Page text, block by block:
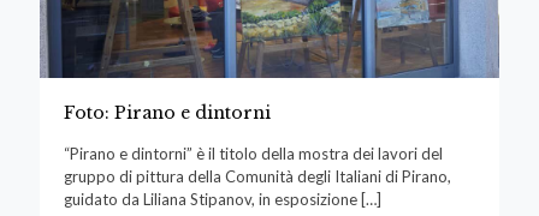
Foto: Pirano e dintorni
“Pirano e dintorni” è il titolo della mostra dei lavori del
gruppo di pittura della Comunità degli Italiani di Pirano,
guidato da Liliana Stipanov, in esposizione […]